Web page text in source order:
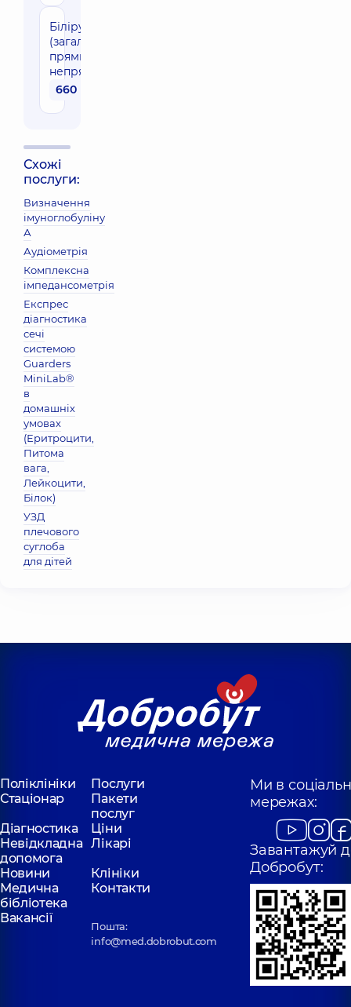
Білірубіни
(загальний,
прямий,
непрямий)
660 грн
Схожі
послуги:
Визначення
імуноглобуліну
А
Аудіометрія
Комплексна
імпедансометрія
Експрес
діагностика
сечі
системою
Guarders
MiniLab®
в
домашніх
умовах
(Еритроцити,
Питома
вага,
Лейкоцити,
Бiлок)
УЗД
плечового
суглоба
для дітей
Поліклініки
Послуги
Стаціонар
Пакети
послуг
Діагностика
Ціни
Невідкладна
допомога
Лікарі
Новини
Клініки
Медична
бібліотека
Контакти
Вакансії
Пошта:
info@med.dobrobut.com
Ми в
мережах:
Завантажуй
Добробут: